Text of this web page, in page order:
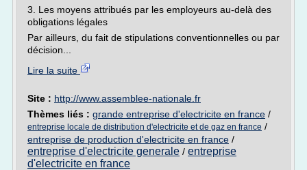
3. Les moyens attribués par les employeurs au-delà des
obligations légales
Par ailleurs, du fait de stipulations conventionnelles ou par
décision...
Lire la suite
Site : http://www.assemblee-nationale.fr
Thèmes liés : grande entreprise d'electricite en france /
entreprise locale de distribution d'electricite et de gaz en france /
entreprise de production d'electricite en france /
entreprise d'electricite generale / entreprise
d'electricite en france